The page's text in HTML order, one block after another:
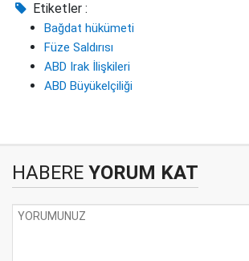
Etiketler :
Bağdat hükümeti
Füze Saldırısı
ABD Irak İlişkileri
ABD Büyükelçiliği
HABERE YORUM KAT